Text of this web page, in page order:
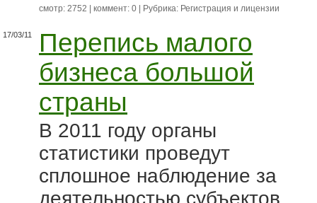
смотр: 2752 | коммент: 0 | Рубрика: Регистрация и лицензии
17/03/11
Перепись малого
бизнеса большой
страны
В 2011 году органы
статистики проведут
сплошное наблюдение за
деятельностью субъектов